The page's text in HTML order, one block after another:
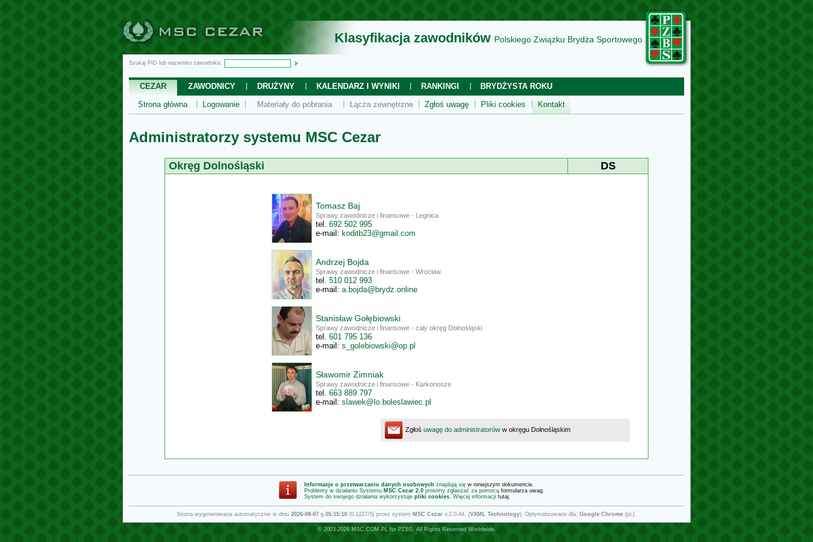
Klasyfikacja zawodników Polskiego Związku Brydża Sportowego
Szukaj PID lub nazwisko zawodnika:
CEZAR ZAWODNICY DRUŻYNY KALENDARZ I WYNIKI RANKINGI
BRYDŻYSTA ROKU
Strona główna
Logowanie Materiały do pobrania Łącza zewnętrzne Zgłoś uwagę Pliki cookies Kontakt
Administratorzy systemu MSC Cezar
Okręg Dolnośląski DS
Tomasz Baj
Sprawy zawodnicze i finansowe - Legnica
599 205 296
.let
moc.liamg@32btidok
:liam-e
Andrzej Bojda
Sprawy zawodnicze i finansowe - Wrocław
399 210 015
.let
enilno.zdyrb@adjob.a
:liam-e
Stanisław Gołębiowski
Sprawy zawodnicze i finansowe - cały okręg Dolnośląski
631 597 106
.let
lp.po@ikswoibelog_s
:liam-e
Sławomir Zimniak
Sprawy zawodnicze i finansowe - Karkonosze
797 988 366
.let
lp.ceiwalselob.ol@kewals
:liam-e
Zgłoś uwagę do administratorów w okręgu Dolnośląskim
Informacje o przetwarzaniu danych osobowych znajdują się w niniejszym dokumencie.
Problemy w działaniu Systemu MSC Cezar 2.0 prosimy zgłaszać za pomocą formularza uwag.
System do swojego działania wykorzystuje pliki cookies. Więcej informacji tutaj.
Strona wygenerowana automatycznie w dniu 2026-08-07 g.05:15:10 (0.1227/5) przez system MSC Cezar v.2.0.44. (VXML Technology). Optymalizowano dla: Google Chrome (pc).
© 2003-2026 MSC.COM.PLfor PZBS. All Rights Reserved Worldwide.